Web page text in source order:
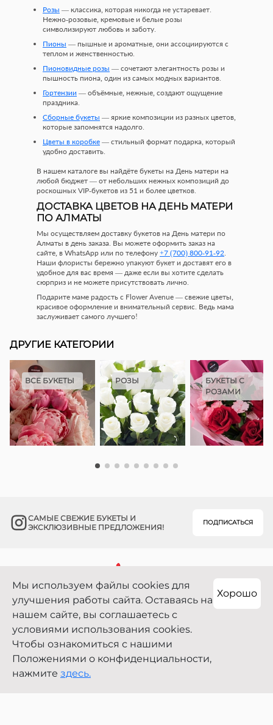
0
Розы — классика, которая никогда не устаревает.
Нежно-розовые, кремовые и белые розы
символизируют любовь и заботу.
Пионы — пышные и ароматные, они ассоциируются с
теплом и женственностью.
Пионовидные розы — сочетают элегантность розы и
пышность пиона, один из самых модных вариантов.
Гортензии — объёмные, нежные, создают ощущение
праздника.
Сборные букеты — яркие композиции из разных цветов,
которые запомнятся надолго.
Цветы в коробке — стильный формат подарка, который
удобно доставить.
В нашем каталоге вы найдёте букеты на День матери на
любой бюджет — от небольших нежных композиций до
роскошных VIP-букетов из 51 и более цветков.
ДОСТАВКА ЦВЕТОВ НА ДЕНЬ МАТЕРИ
ПО АЛМАТЫ
Мы осуществляем доставку букетов на День матери по
Алматы в день заказа. Вы можете оформить заказ на
сайте, в WhatsApp или по телефону +7 (700) 800-91-92.
Наши флористы бережно упакуют букет и доставят его в
удобное для вас время — даже если вы хотите сделать
сюрприз и не можете присутствовать лично.
Подарите маме радость с Flower Avenue — свежие цветы,
красивое оформление и внимательный сервис. Ведь мама
заслуживает самого лучшего!
ДРУГИЕ КАТЕГОРИИ
ВСЕ БУКЕТЫ РОЗЫ
БУКЕТЫ С
РОЗАМИ
САМЫЕ СВЕЖИЕ БУКЕТЫ И
ЭКСКЛЮЗИВНЫЕ ПРЕДЛОЖЕНИЯ!
ПОДПИСАТЬСЯ
+7 700 800 91 92
г. Алматы, Сатпаева 7А/1
Copyright 2021—2026
Мы используем файлы cookies для
улучшения работы сайта. Оставаясь на
нашем сайте, вы соглашаетесь с
условиями использования cookies.
Чтобы ознакомиться с нашими
Положениями о конфиденциальности,
нажмите здесь.
Хорошо